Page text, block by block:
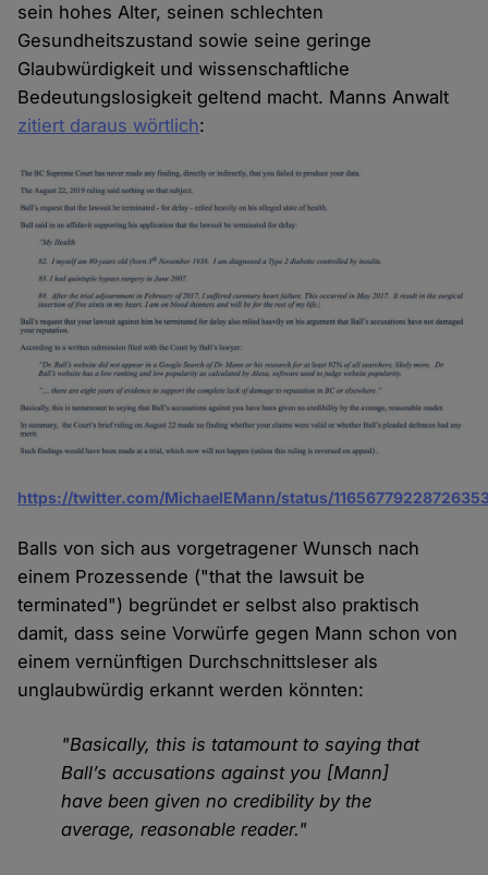
sein hohes Alter, seinen schlechten
Gesundheitszustand sowie seine geringe
Glaubwürdigkeit und wissenschaftliche
Bedeutungslosigkeit geltend macht. Manns Anwalt
zitiert daraus wörtlich:
https://twitter.com/MichaelEMann/status/
Balls von sich aus vorgetragener Wunsch nach
einem Prozessende ("that the lawsuit be
terminated") begründet er selbst also praktisch
damit, dass seine Vorwürfe gegen Mann schon von
einem vernünftigen Durchschnittsleser als
unglaubwürdig erkannt werden könnten:
"Basically, this is tatamount to saying that
Ball’s accusations against you [Mann]
have been given no credibility by the
average, reasonable reader."